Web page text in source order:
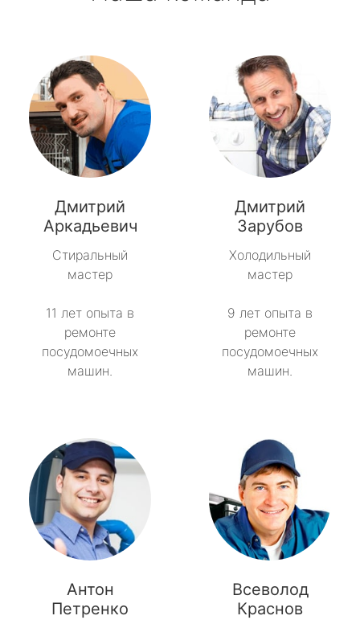
Дмитрий
Аркадьевич
Стиральный
мастер
11 лет опыта в
ремонте
посудомоечных
машин.
Дмитрий
Зарубов
Холодильный
мастер
9 лет опыта в
ремонте
посудомоечных
машин.
Антон
Петренко
Всеволод
Краснов